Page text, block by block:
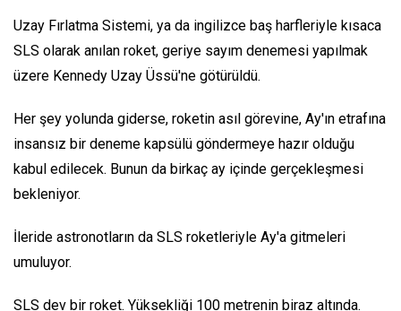
Uzay Fırlatma Sistemi, ya da ingilizce baş harfleriyle kısaca
SLS olarak anılan roket, geriye sayım denemesi yapılmak
üzere Kennedy Uzay Üssü'ne götürüldü.
Her şey yolunda giderse, roketin asıl görevine, Ay'ın etrafına
insansız bir deneme kapsülü göndermeye hazır olduğu
kabul edilecek. Bunun da birkaç ay içinde gerçekleşmesi
bekleniyor.
İleride astronotların da SLS roketleriyle Ay'a gitmeleri
umuluyor.
SLS dev bir roket. Yüksekliği 100 metrenin biraz altında.